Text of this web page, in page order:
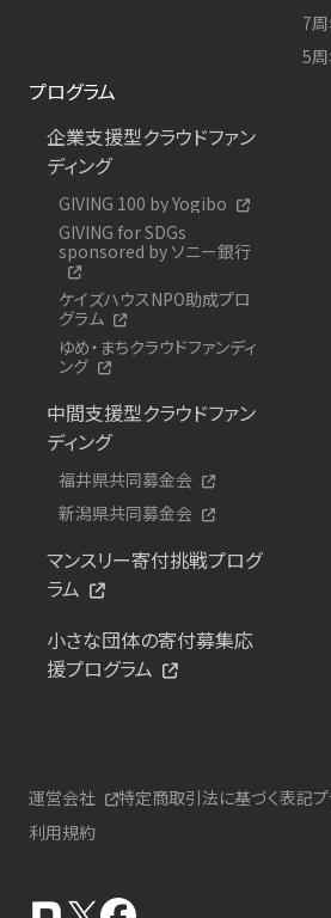
7
5
プログラム
企業支援型クラウドファン
ディング
GIVING 100 by Yogibo
GIVING for SDGs
sponsored by ソニー銀行
ケイズハウスNPO助成プロ
グラム
ゆめ・まちクラウドファンディ
ング
中間支援型クラウドファン
ディング
福井県共同募金会
新潟県共同募金会
マンスリー寄付挑戦プログ
ラム
小さな団体の寄付募集応
援プログラム
運営会社 特定商取引法に基づく表記
利用規約